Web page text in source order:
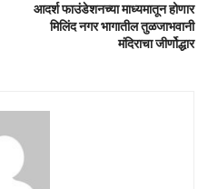
आदर्श फाउंडेशनच्या माध्यमातून होणार
मिलिंद नगर भागातील तुळजाभवानी
मंदिराचा जीर्णोद्धार